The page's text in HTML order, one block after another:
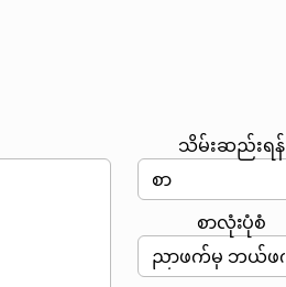
သိမ်းဆည်းရန်
စာလုံးပုံစံ